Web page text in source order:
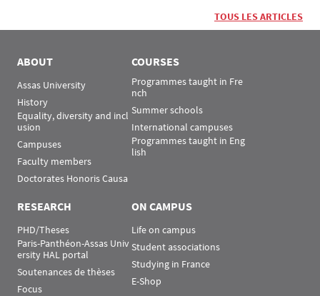
TOUS LES ARTICLES
ABOUT
Assas University
History
Equality, diversity and incl
usion
Campuses
Faculty members
Doctorates Honoris Causa
COURSES
Programmes taught in Fre
nch
Summer schools
International campuses
Programmes taught in Eng
lish
RESEARCH
PHD/Theses
Paris-Panthéon-Assas Univ
ersity HAL portal
Soutenances de thèses
Focus
ON CAMPUS
Life on campus
Student associations
Studying in France
E-Shop